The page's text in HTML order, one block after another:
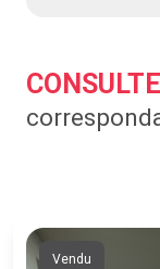
Vendu